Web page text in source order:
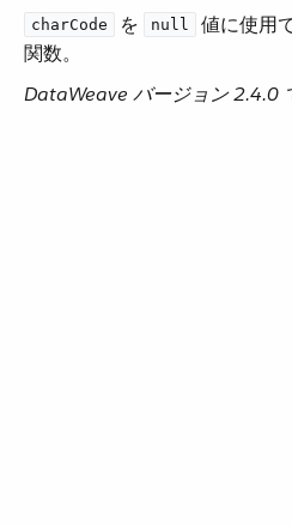
charCode ​ を ​ null
値に使用
関数。
DataWeave バージョン 2.4.0